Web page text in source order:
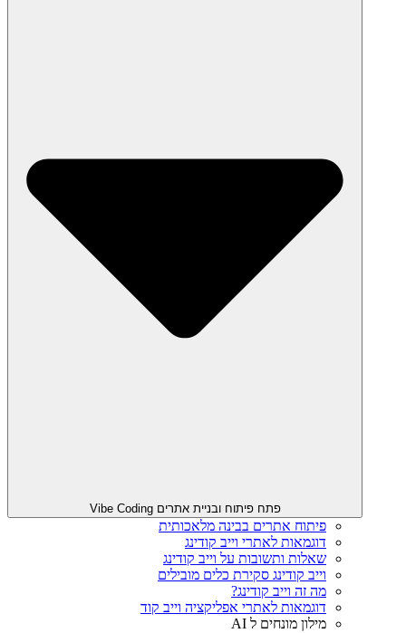
פתח פיתוח ובניית אתרים Vibe Coding
פיתוח אתרים בבינה מלאכותית
דוגמאות לאתרי וייב קודינג
שאלות ותשובות על וייב קודינג
וייב קודינג סקירת כלים מובילים
מה זה וייב קודינג?
דוגמאות לאתרי אפליקציה וייב קוד
מילון מונחים ל AI